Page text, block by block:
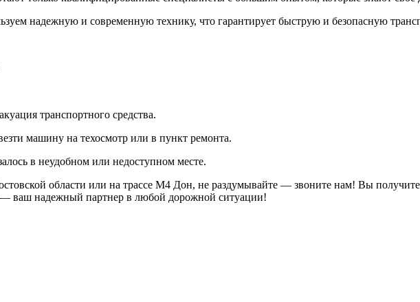
надежную и современную технику, что гарантирует быструю и безопасную
транспортного средства.
машину на техосмотр или в пункт ремонта.
в неудобном или недоступном месте.
области или на трассе М4 Дон, не раздумывайте — звоните нам! Вы
ваш надежный партнер в любой дорожной ситуации!